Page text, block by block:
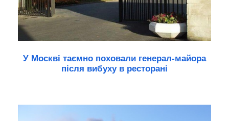
У Москві таємно поховали генерал-майора
після вибуху в ресторані